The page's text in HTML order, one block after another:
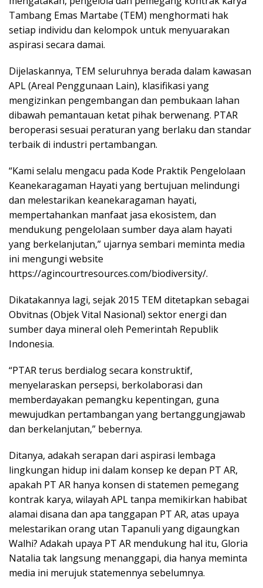
Tambang Emas Martabe (TEM) menghormati hak
setiap individu dan kelompok untuk menyuarakan
aspirasi secara damai.
Dijelaskannya, TEM seluruhnya berada dalam kawasan
APL (Areal Penggunaan Lain), klasifikasi yang
mengizinkan pengembangan dan pembukaan lahan
dibawah pemantauan ketat pihak berwenang. PTAR
beroperasi sesuai peraturan yang berlaku dan standar
terbaik di industri pertambangan.
“Kami selalu mengacu pada Kode Praktik Pengelolaan
Keanekaragaman Hayati yang bertujuan melindungi
dan melestarikan keanekaragaman hayati,
mempertahankan manfaat jasa ekosistem, dan
mendukung pengelolaan sumber daya alam hayati
yang berkelanjutan,” ujarnya sembari meminta media
ini mengungi website
https://agincourtresources.com/biodiversity/.
Dikatakannya lagi, sejak 2015 TEM ditetapkan sebagai
Obvitnas (Objek Vital Nasional) sektor energi dan
sumber daya mineral oleh Pemerintah Republik
Indonesia.
“PTAR terus berdialog secara konstruktif,
menyelaraskan persepsi, berkolaborasi dan
memberdayakan pemangku kepentingan, guna
mewujudkan pertambangan yang bertanggungjawab
dan berkelanjutan,” bebernya.
Ditanya, adakah serapan dari aspirasi lembaga
lingkungan hidup ini dalam konsep ke depan PT AR,
apakah PT AR hanya konsen di statemen pemegang
kontrak karya, wilayah APL tanpa memikirkan habibat
alamai disana dan apa tanggapan PT AR, atas upaya
melestarikan orang utan Tapanuli yang digaungkan
Walhi? Adakah upaya PT AR mendukung hal itu, Gloria
Natalia tak langsung menanggapi, dia hanya meminta
media ini merujuk statemennya sebelumnya.